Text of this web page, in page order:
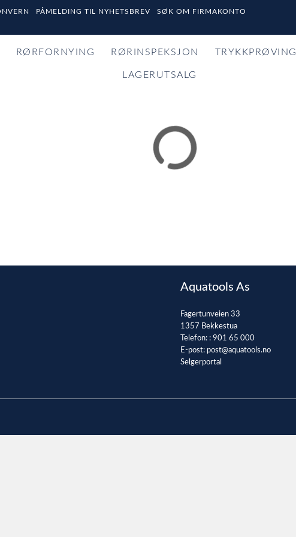
PÅMELDING TIL NYHETSBREV
SØK OM FIRMAKONTO
RØRFORNYING RØRINSPEKSJON TRYKKPRØVING
LAGERUTSALG
Aquatools As
Fagertunveien 33
1357 Bekkestua
Telefon: : 901 65 000
E-post: post@aquatools.no
Selgerportal